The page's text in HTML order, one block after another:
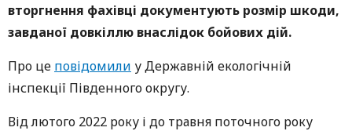
вторгнення фахівці документують розмір шкоди,
завданої довкіллю внаслідок бойових дій.
Про це повідомили у Державній екологічній
інспекції Південного округу.
Від лютого 2022 року і до травня поточного року